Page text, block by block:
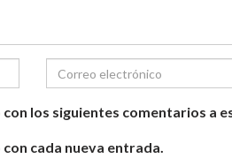
los siguientes comentarios a
cada nueva entrada.